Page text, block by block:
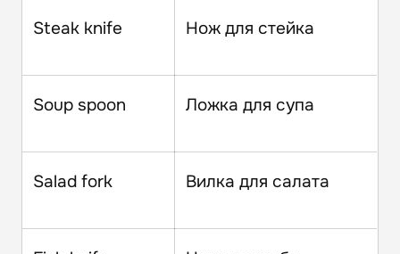
Steak knife Нож для стейка
Soup spoon Ложка для супа
Salad fork Вилка для салата